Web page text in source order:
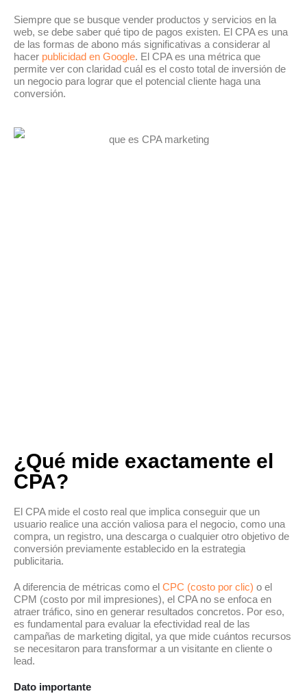
Siempre que se busque vender productos y servicios en la
web, se debe saber qué tipo de pagos existen. El CPA es una
de las formas de abono más significativas a considerar al
hacer publicidad en Google. El CPA es una métrica que
permite ver con claridad cuál es el costo total de inversión de
un negocio para lograr que el potencial cliente haga una
conversión.
¿Qué mide exactamente el
CPA?
El CPA mide el costo real que implica conseguir que un
usuario realice una acción valiosa para el negocio, como una
compra, un registro, una descarga o cualquier otro objetivo de
conversión previamente establecido en la estrategia
publicitaria.
A diferencia de métricas como el CPC (costo por clic) o el
CPM (costo por mil impresiones), el CPA no se enfoca en
atraer tráfico, sino en generar resultados concretos. Por eso,
es fundamental para evaluar la efectividad real de las
campañas de marketing digital, ya que mide cuántos recursos
se necesitaron para transformar a un visitante en cliente o
lead.
Dato importante